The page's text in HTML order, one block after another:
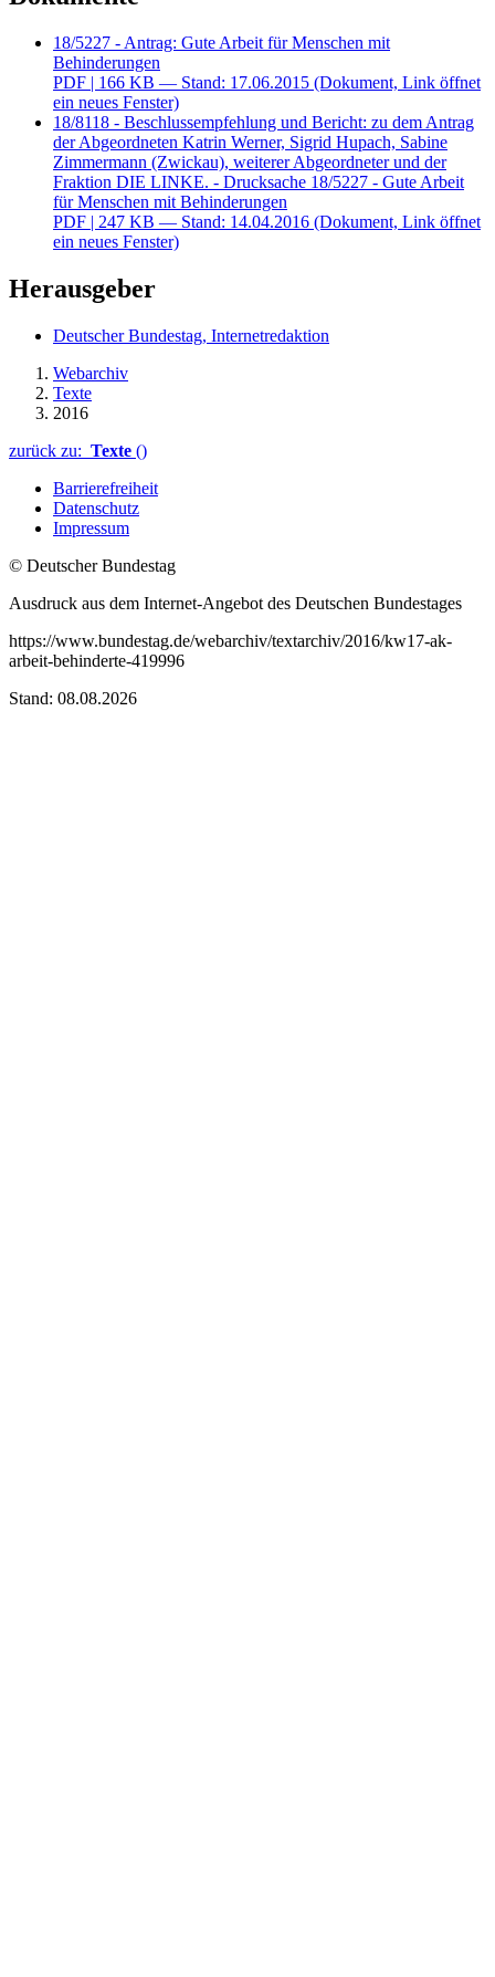
18/5227 - Antrag: Gute Arbeit für Menschen mit
Behinderungen
PDF | 166 KB — Stand: 17.06.2015 (Dokument, Link öffnet
ein neues Fenster)
18/8118 - Beschlussempfehlung und Bericht: zu dem Antrag
der Abgeordneten Katrin Werner, Sigrid Hupach, Sabine
Zimmermann (Zwickau), weiterer Abgeordneter und der
Fraktion DIE LINKE. - Drucksache 18/5227 - Gute Arbeit
für Menschen mit Behinderungen
PDF | 247 KB — Stand: 14.04.2016 (Dokument, Link öffnet
ein neues Fenster)
Herausgeber
Deutscher Bundestag, Internetredaktion
Webarchiv
Texte
2016
zurück zu: Texte ()
Barrierefreiheit
Datenschutz
Impressum
© Deutscher Bundestag
Ausdruck aus dem Internet-Angebot des Deutschen Bundestages
https://www.bundestag.de/webarchiv/textarchiv/2016/kw17-ak-
arbeit-behinderte-419996
Stand: 08.08.2026